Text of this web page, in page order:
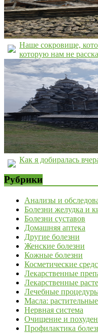
Наше сокровище,
которую нам не
Как я добиралась
Рубрики
Анализы и
Болезни желудка и
Болезни суставов
Домашняя аптека
Другие болезни
Женские болезни
Кожные болезни
Косметические
Лекарственные
Лекарственные
Лечебные
Масла:
Нервная система
Очищение и
Профилактика